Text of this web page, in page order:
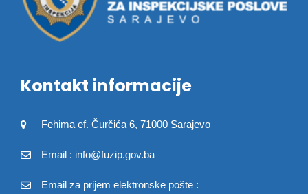
Kontakt informacije
Fehima ef. Čurčića 6, 71000 Sarajevo
Email : info@fuzip.gov.ba
Email za prijem elektronske pošte :